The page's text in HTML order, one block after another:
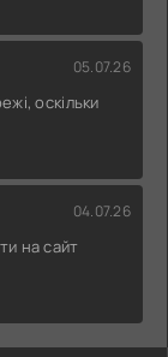
05.07.26
оскільки
04.07.26
на сайт